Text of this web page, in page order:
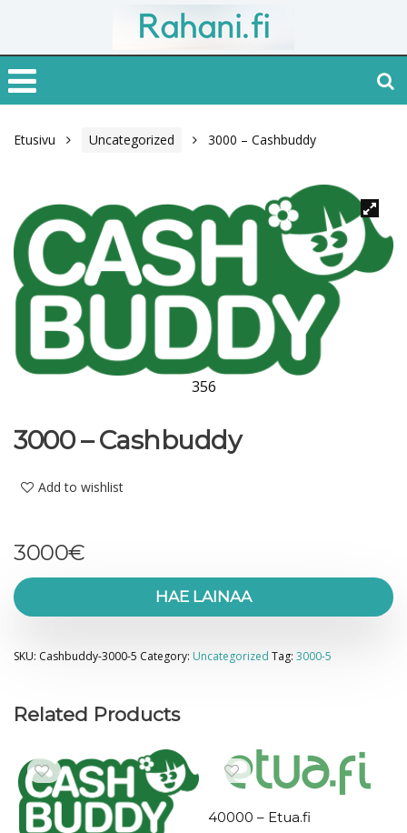
Etusivu Uncategorized 3000 – Cashbuddy
356
3000 – Cashbuddy
Add to wishlist
3000€
HAE LAINAA
SKU: Cashbuddy-3000-5 Category: Uncategorized Tag: 3000-5
Related Products
40000 – Etua.fi